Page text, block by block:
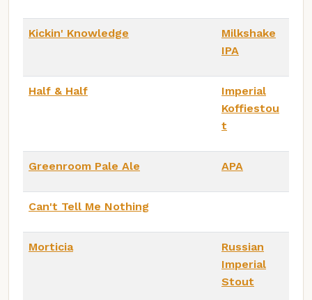
Kickin' Knowledge
Milkshake
IPA
Half & Half
Imperial
Koffiestou
t
Greenroom Pale Ale APA
Can't Tell Me Nothing
Morticia
Russian
Imperial
Stout